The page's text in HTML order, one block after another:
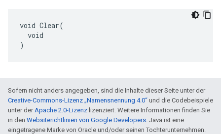
void Clear(
  void
)
Sofern nicht anders angegeben, sind die Inhalte dieser Seite unter der
Creative-Commons-Lizenz „Namensnennung 4.0“ und die Codebeispiele
unter derApache 2.0-Lizenz lizenziert. Weitere Informationen finden Sie
in den Websiterichtlinien von Google Developers. Java ist eine
eingetragene Marke von Oracle und/oder seinen Tochterunternehmen.